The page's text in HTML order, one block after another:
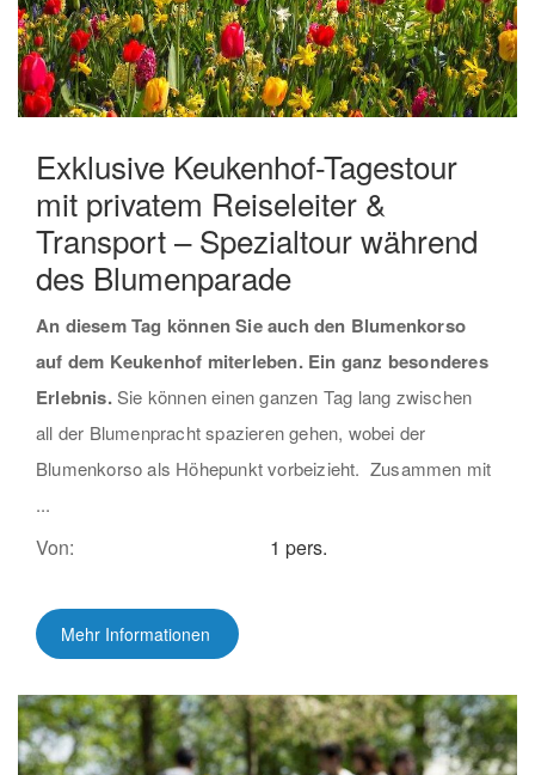
Exklusive Keukenhof-Tagestour
mit privatem Reiseleiter &
Transport – Spezialtour während
des Blumenparade
An diesem Tag können Sie auch den Blumenkorso
auf dem Keukenhof miterleben. Ein ganz besonderes
Erlebnis.Sie können einen ganzen Tag lang zwischen
all der Blumenpracht spazieren gehen, wobei der
Blumenkorso als Höhepunkt vorbeizieht. Zusammen mit
...
Von: 1 pers.
Mehr Informationen